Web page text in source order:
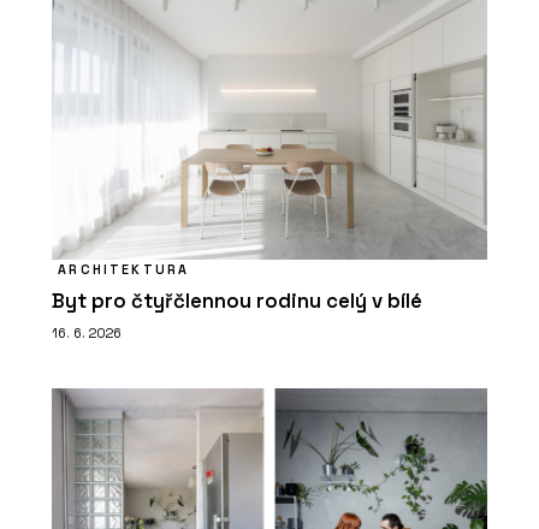
ARCHITEKTURA
Byt pro čtyřčlennou rodinu celý v bílé
16. 6. 2026